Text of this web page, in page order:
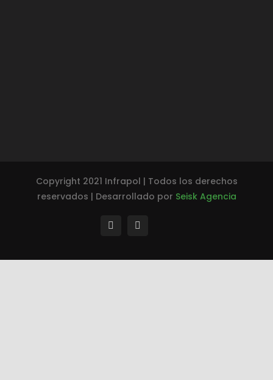
Copyright 2021 Infrapol | Todos los derechos
reservados | Desarrollado por Seisk Agencia
facebook